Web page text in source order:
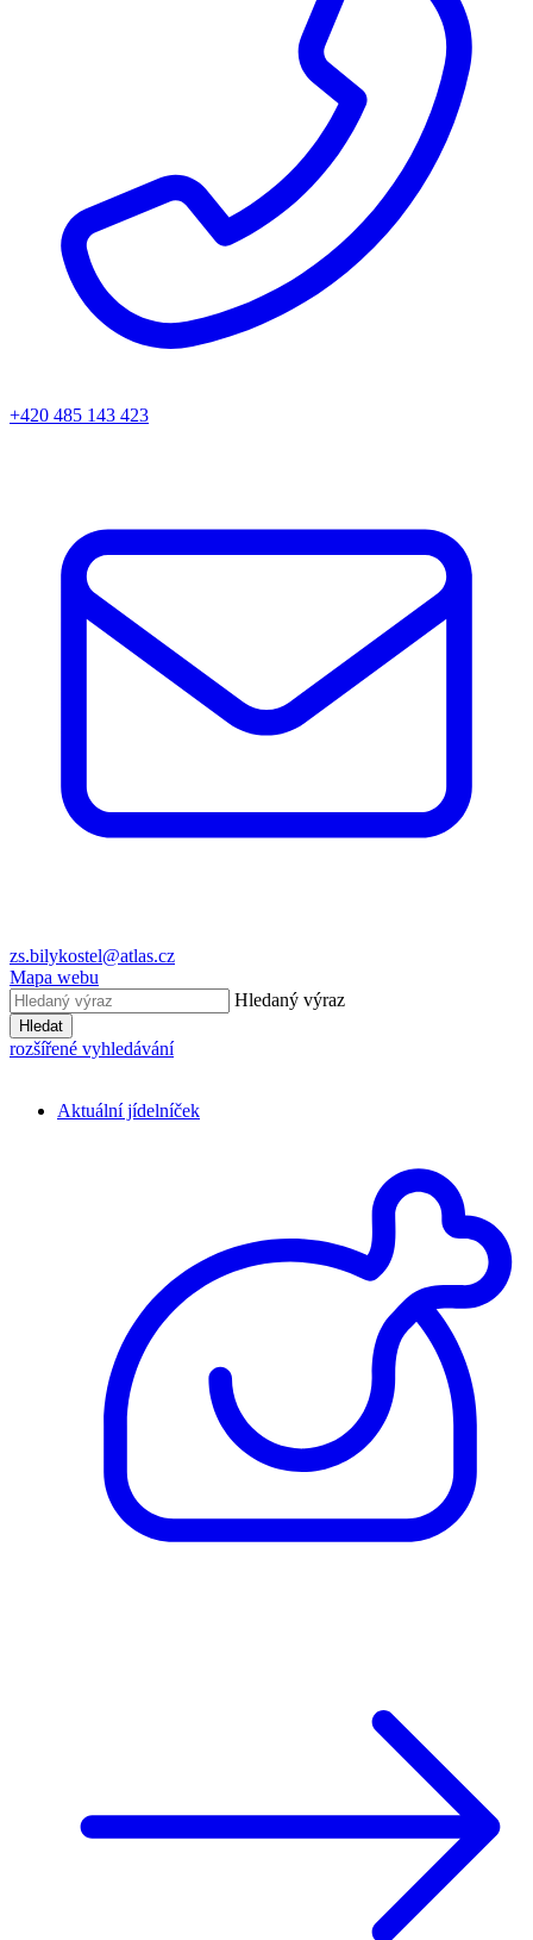
+420 485 143 423
zs.bilykostel@atlas.cz
Mapa webu
Hledaný výraz
Hledat
rozšířené vyhledávání
Aktuální jídelníček